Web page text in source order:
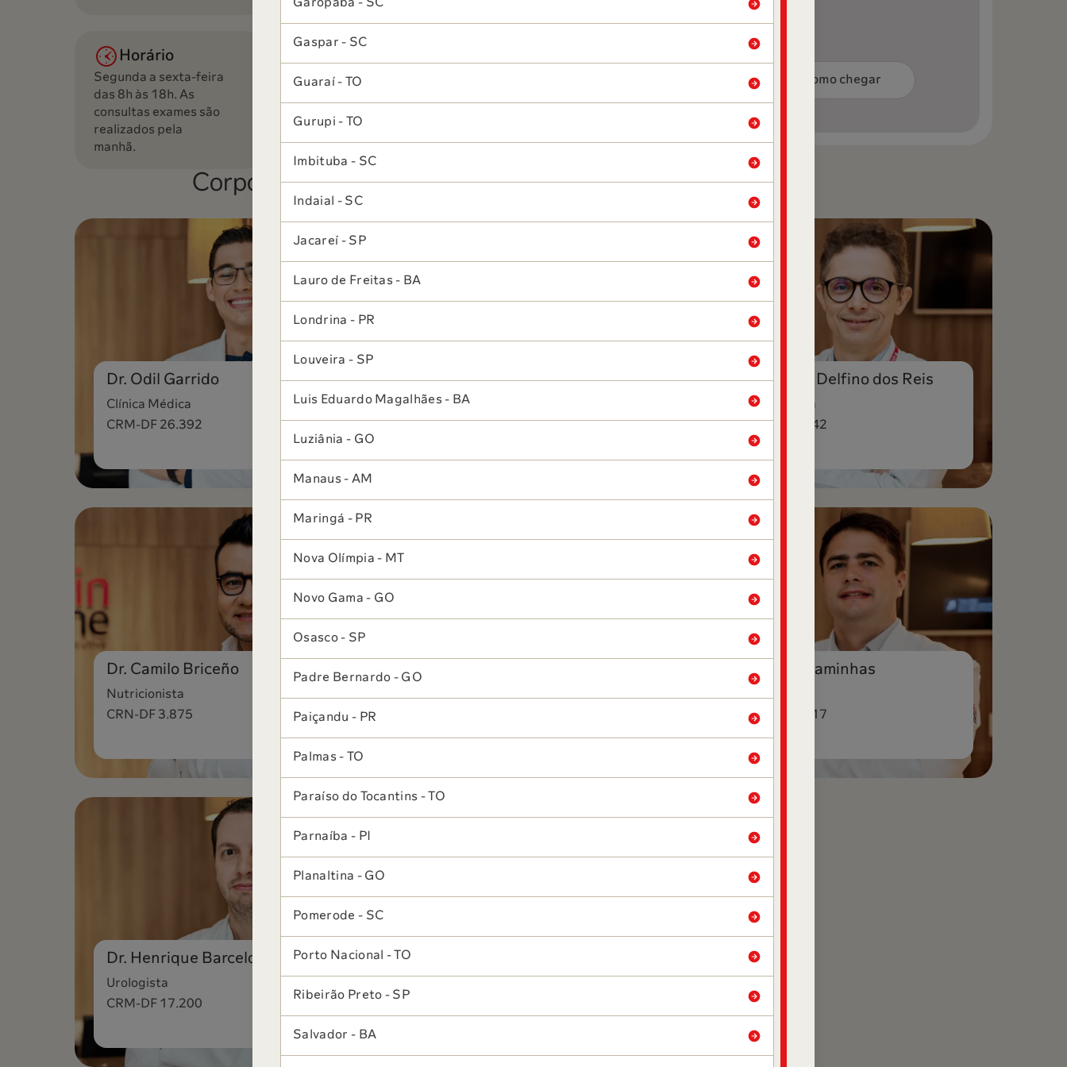
Horário
Segunda a sexta-feira
das 8h às 18h. As
consultas exames são
realizados pela
manhã.
Como chegar
Corpo Clínico
Dr. Odil Garrido
Clínica Médica
CRM-DF 26.392
Dra. Mirna Melo Mourão
Ginecologista
Dr. Rodrigo Delfino dos Reis
Clínica Médica
CRM-DF 20.642
Dr. Camilo Briceño
Nutricionista
CRN-DF 3.875
Dra. Josie Velani Scaranari Dr. Hober Caminhas
CRM-DF 21.417
RQE 13428
Dr. Henrique Barcelos
Urologista
CRM-DF 17.200
Garopaba - SC
Gaspar - SC
Guaraí - TO
Gurupi - TO
Imbituba - SC
Indaial - SC
Jacareí - SP
Lauro de Freitas - BA
Londrina - PR
Louveira - SP
Luis Eduardo Magalhães - BA
Luziânia - GO
Manaus - AM
Maringá - PR
Nova Olímpia - MT
Novo Gama - GO
Osasco - SP
Padre Bernardo - GO
Paiçandu - PR
Palmas - TO
Paraíso do Tocantins - TO
Parnaíba - PI
Planaltina - GO
Pomerode - SC
Porto Nacional - TO
Ribeirão Preto - SP
Salvador - BA